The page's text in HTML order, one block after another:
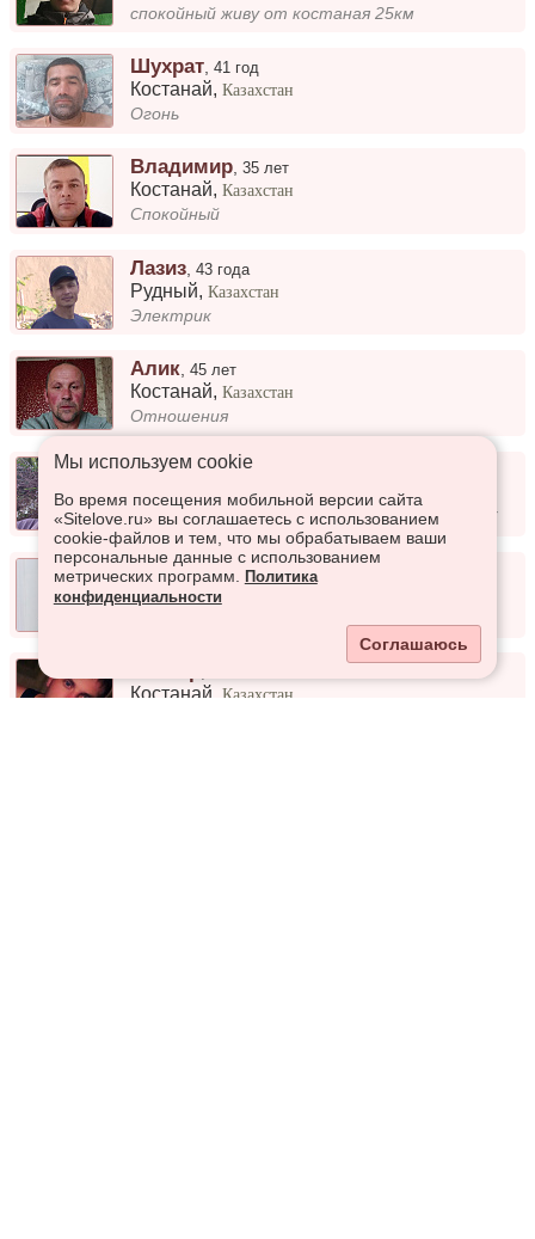
спокойный живу от костаная 25км
Шухрат ,41 год
Костанай,Казахстан
Огонь
Владимир,35 лет
Костанай,Казахстан
Спокойный
Лазиз ,43 года
Рудный,Казахстан
Электрик
Алик ,45 лет
Костанай,Казахстан
Отношения
Фазиль,55 лет
Рудный,Казахстан
Бывший военный подполковник спецназа ГРУ
Арман,29 лет
Костанай,
Костанай ,Казахстан
Мы используем сookie
Во время посещения мобильной версии сайта
«Sitelove.ru» вы соглашаетесь с использованием
cookie-файлов и тем, что мы обрабатываем ваши
персональные данные с использованием
метрических программ.
Политика
конфиденциальности
Соглашаюсь